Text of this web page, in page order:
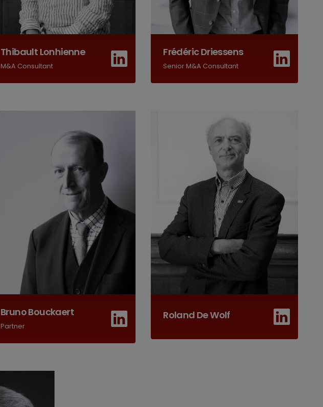
Thibault Lonhienne
M&A Consultant
Frédéric Driessens
Senior M&A Consultant
Bruno Bouckaert
Partner
Roland De Wolf